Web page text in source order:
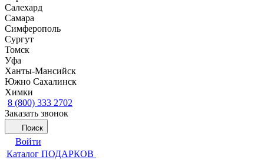
Салехард
Самара
Симферополь
Сургут
Томск
Уфа
Ханты-Мансийск
Южно Сахалинск
Химки
8 (800) 333 2702
Заказать звонок
Поиск
Войти
Каталог ПОДАРКОВ